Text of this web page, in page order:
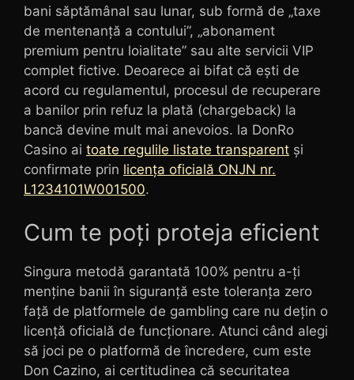
bani săptămânal sau lunar, sub formă de „taxe
de mentenanță a contului”, „abonament
premium pentru loialitate” sau alte servicii VIP
complet fictive. Deoarece ai bifat că ești de
acord cu regulamentul, procesul de recuperare
a banilor prin refuz la plată (chargeback) la
bancă devine mult mai anevoios. la DonRo
Casino ai toate regulile listate transparent și
confirmate prin licența oficială ONJN nr.
L1234101W001500.
Cum te poți proteja eficient
Singura metodă garantată 100% pentru a-ți
menține banii în siguranță este toleranța zero
față de platformele de gambling care nu dețin o
licență oficială de funcționare. Atunci când alegi
să joci pe o platformă de încredere, cum este
Don Cazino, ai certitudinea că securitatea